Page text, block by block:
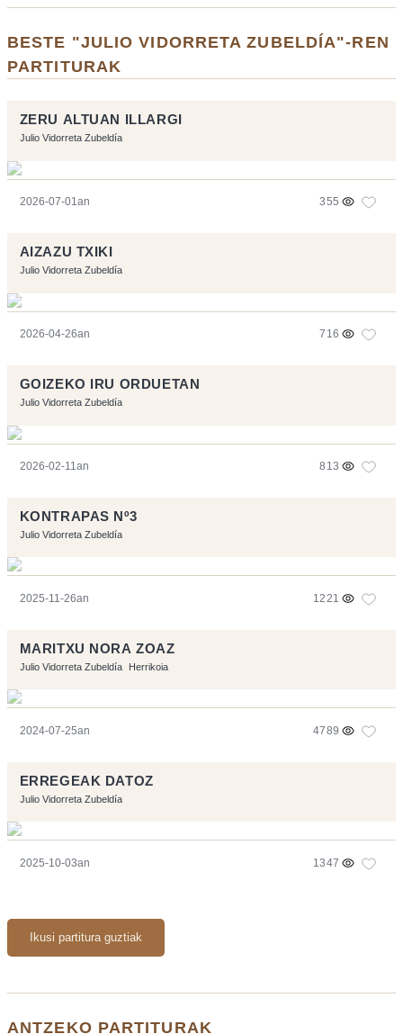
BESTE "JULIO VIDORRETA ZUBELDÍA"-REN
PARTITURAK
ZERU ALTUAN ILLARGI
Julio Vidorreta Zubeldía
2026-07-01an 355
AIZAZU TXIKI
Julio Vidorreta Zubeldía
2026-04-26an 716
GOIZEKO IRU ORDUETAN
Julio Vidorreta Zubeldía
2026-02-11an 813
KONTRAPAS Nº3
Julio Vidorreta Zubeldía
2025-11-26an 1221
MARITXU NORA ZOAZ
Julio Vidorreta Zubeldía Herrikoia
2024-07-25an 4789
ERREGEAK DATOZ
Julio Vidorreta Zubeldía
2025-10-03an 1347
Ikusi partitura guztiak
ANTZEKO PARTITURAK